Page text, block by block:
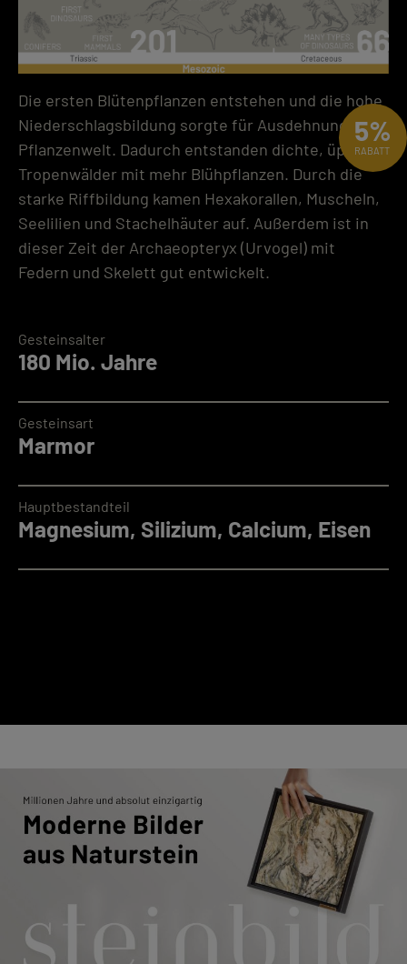
Die ersten Blütenpflanzen entstehen und die hohe
Niederschlagsbildung sorgte für Ausdehnung der
Pflanzenwelt. Dadurch entstanden dichte, üppige
Tropenwälder mit mehr Blühpflanzen. Durch die
starke Riffbildung kamen Hexakorallen, Muscheln,
Seelilien und Stachelhäuter auf. Außerdem ist in
dieser Zeit der Archaeopteryx (Urvogel) mit
Federn und Skelett gut entwickelt.
180 Mio. Jahre
Gesteinsalter
Marmor
Gesteinsart
Magnesium, Silizium, Calcium, Eisen
Hauptbestandteil
5%
RABATT